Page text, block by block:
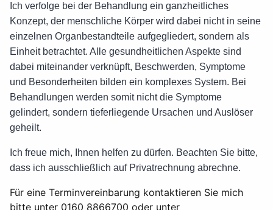
Ich verfolge bei der Behandlung ein ganzheitliches
Konzept, der menschliche Körper wird dabei nicht in seine
einzelnen Organbestandteile aufgegliedert, sondern als
Einheit betrachtet. Alle gesundheitlichen Aspekte sind
dabei miteinander verknüpft, Beschwerden, Symptome
und Besonderheiten bilden ein komplexes System. Bei
Behandlungen werden somit nicht die Symptome
gelindert, sondern tieferliegende Ursachen und Auslöser
geheilt.
Ich freue mich, Ihnen helfen zu dürfen. Beachten Sie bitte,
dass ich ausschließlich auf Privatrechnung abrechne.
Für eine Terminvereinbarung kontaktieren Sie mich
bitte unter 0160 8866700 oder unter